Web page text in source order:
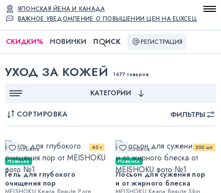
ВАЖНОЕ УВЕДОМЛЕНИЕ О ПОВЫШЕНИИ ЦЕН НА ELIXCELL
ЯПОНСКАЯ ЙЕНА И КАНАДА
СКИДКИ% НОВИНКИ П ИСК РЕГИСТРАЦИЯ
УХОД ЗА КОЖЕЙ 1677 товаров
КАТЕГОРИИ
СОРТИРОВКА ФИЛЬТРЫ
40 г
Нет отзывов
Новинка
Гель для глубокого
очищения пор
300 мл
Нет отзывов
Новинка
Лосьон для сужения пор
и от жирного блеска